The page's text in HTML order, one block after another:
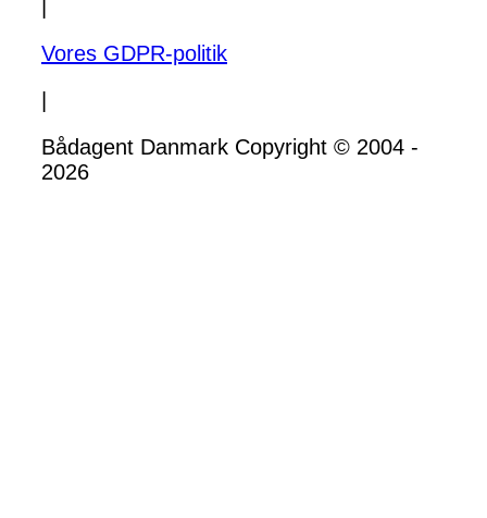
Vores GDPR-politik
Bådagent Danmark Copyright © 2004 -
2026